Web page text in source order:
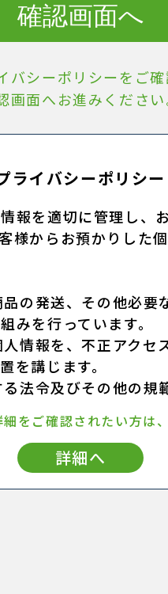
確認画面へ
バシーポリシーをご確
画面へお進みください
ライバシーポリシー
報を適切に管理し、
様からお預かりした
の発送、その他必
みを行っています。
情報を、不正アクセ
を講じます。
法令及びその他の規
をご確認されたい方は
詳細へ